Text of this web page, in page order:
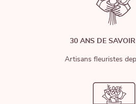
30 ANS DE
Artisans fleuristes